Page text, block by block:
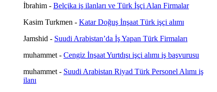
İbrahim - Belçika iş ilanları ve Türk İşçi Alan Firmalar
Kasim Turkmen - Katar Doğuş İnşaat Türk işçi alımı
Jamshid - Suudi Arabistan’da İş Yapan Türk Firmaları
muhammet - Cengiz İnşaat Yurtdışı işçi alımı iş başvurusu
muhammet - Suudi Arabistan Riyad Türk Personel Alımı iş
ilanı